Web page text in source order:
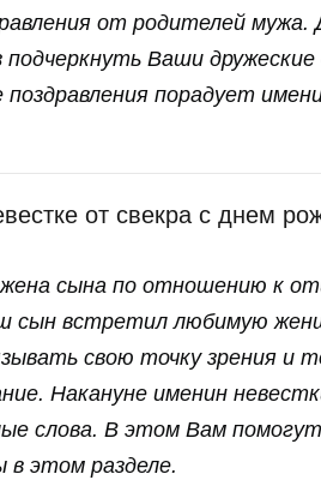
от родителей
подчеркнуть Ваши
поздравления порадует
от свекра с днем
сына по отношению к
сын встретил любимую
свою точку зрения и
Накануне именин
слова. В этом Вам
в этом разделе.